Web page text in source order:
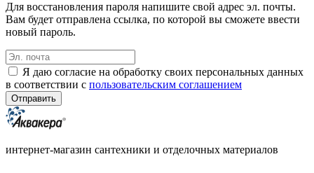
Для восстановления пароля напишите свой адрес эл. почты.
Вам будет отправлена ссылка, по которой вы сможете ввести
новый пароль.
Я даю согласие на обработку своих персональных данных
в соответствии с пользовательским соглашением
интернет-магазин сантехники и отделочных материалов